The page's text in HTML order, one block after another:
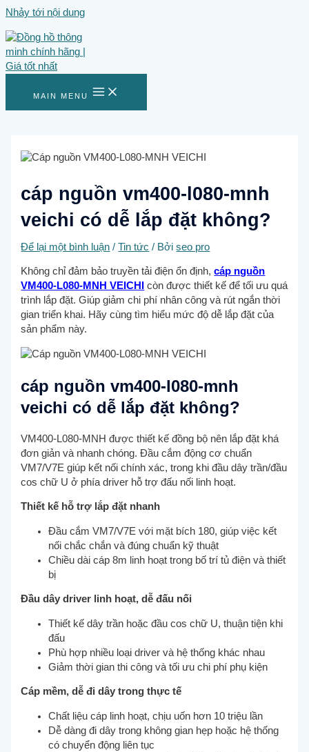
Nhảy tới nội dung
MAIN MENU
cáp nguồn vm400-l080-mnh
veichi có dễ lắp đặt không?
Để lại một bình luận /Tin tức / Bởiseo pro
Không chỉ đảm bảo truyền tải điện ổn định,cáp nguồn
VM400-L080-MNH VEICHI
còn được thiết kế để tối ưu quá
trình lắp đặt. Giúp giảm chi phí nhân công và rút ngắn thời
gian triển khai. Hãy cùng tìm hiểu mức độ dễ lắp đặt của
sản phẩm này.
cáp nguồn vm400-l080-mnh
veichi có dễ lắp đặt không?
VM400-L080-MNH được thiết kế đồng bộ nên lắp đặt khá
đơn giản và nhanh chóng. Đầu cắm động cơ chuẩn
VM7/V7E giúp kết nối chính xác, trong khi đầu dây trần/đầu
cos chữ U ở phía driver hỗ trợ đấu nối linh hoạt.
Thiết kế hỗ trợ lắp đặt nhanh
Đầu cắm VM7/V7E với mặt bích 180, giúp việc kết
nối chắc chắn và đúng chuẩn kỹ thuật
Chiều dài cáp 8m linh hoạt trong bố trí tủ điện và thiết
bị
Đầu dây driver linh hoạt, dễ đấu nối
Thiết kế dây trần hoặc đầu cos chữ U, thuận tiện khi
đấu
Phù hợp nhiều loại driver và hệ thống khác nhau
Giảm thời gian thi công và tối ưu chi phí phụ kiện
Cáp mềm, dễ đi dây trong thực tế
Chất liệu cáp linh hoạt, chịu uốn hơn 10 triệu lần
Dễ dàng đi dây trong không gian hẹp hoặc hệ thống
có chuyển động liên tục